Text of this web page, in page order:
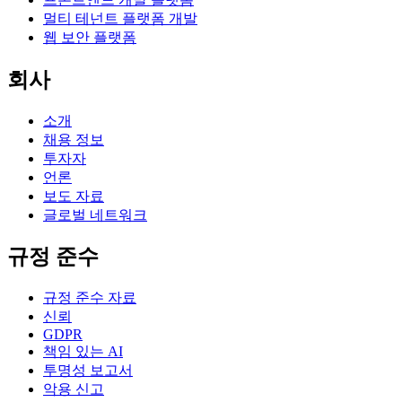
멀티 테넌트 플랫폼 개발
웹 보안 플랫폼
회사
소개
채용 정보
투자자
언론
보도 자료
글로벌 네트워크
규정 준수
규정 준수 자료
신뢰
GDPR
책임 있는 AI
투명성 보고서
악용 신고